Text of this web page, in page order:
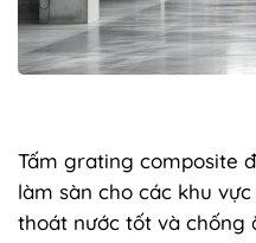
Tấm grating composite
làm sàn cho các khu
thoát nước tốt và chống